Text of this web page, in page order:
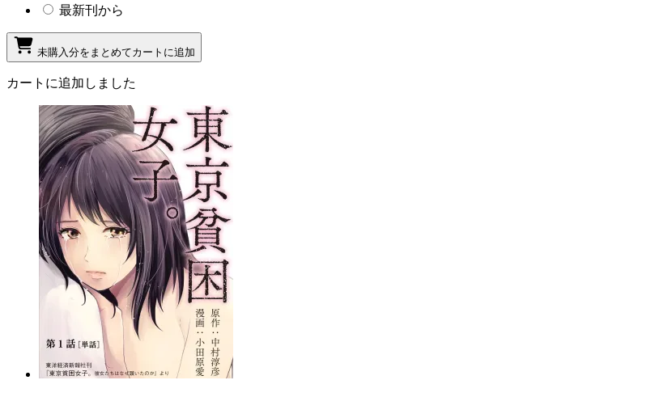
最新刊から
未購入分をまとめてカートに追加
カートに追加しました